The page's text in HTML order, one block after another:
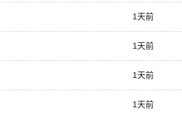
1天前
1天前
1天前
1天前